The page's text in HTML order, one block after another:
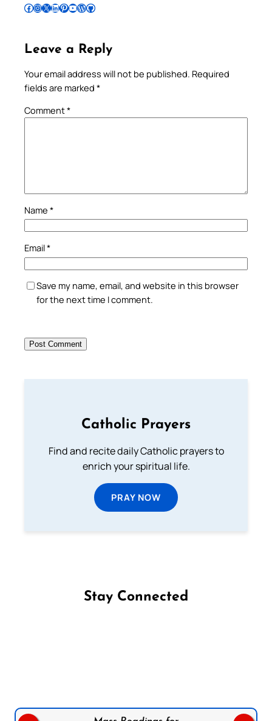
Follow Pradeep on Facebook Follow Pradeep on InstagramFollow Pradeep on X Follow Pradeep on LinkedIn Follow Pradeep on Pinterest Subscribe to Pradeep’s Youtube Channel Follow Pradeep on WordPress Follow Pradeep on GitHub
Leave a Reply
Your email address will not be published. Required
fields are marked *
Comment*
Name *
Email*
Save my name, email, and website in this browser
for the next time I comment.
Catholic Prayers
Find and recite daily Catholic prayers to
enrich your spiritual life.
PRAY NOW
Stay Connected